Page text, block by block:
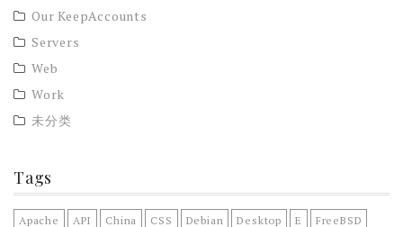
Our KeepAccounts
Servers
Web
Work
未分类
Tags
Apache API China CSS Debian Desktop E FreeBSD